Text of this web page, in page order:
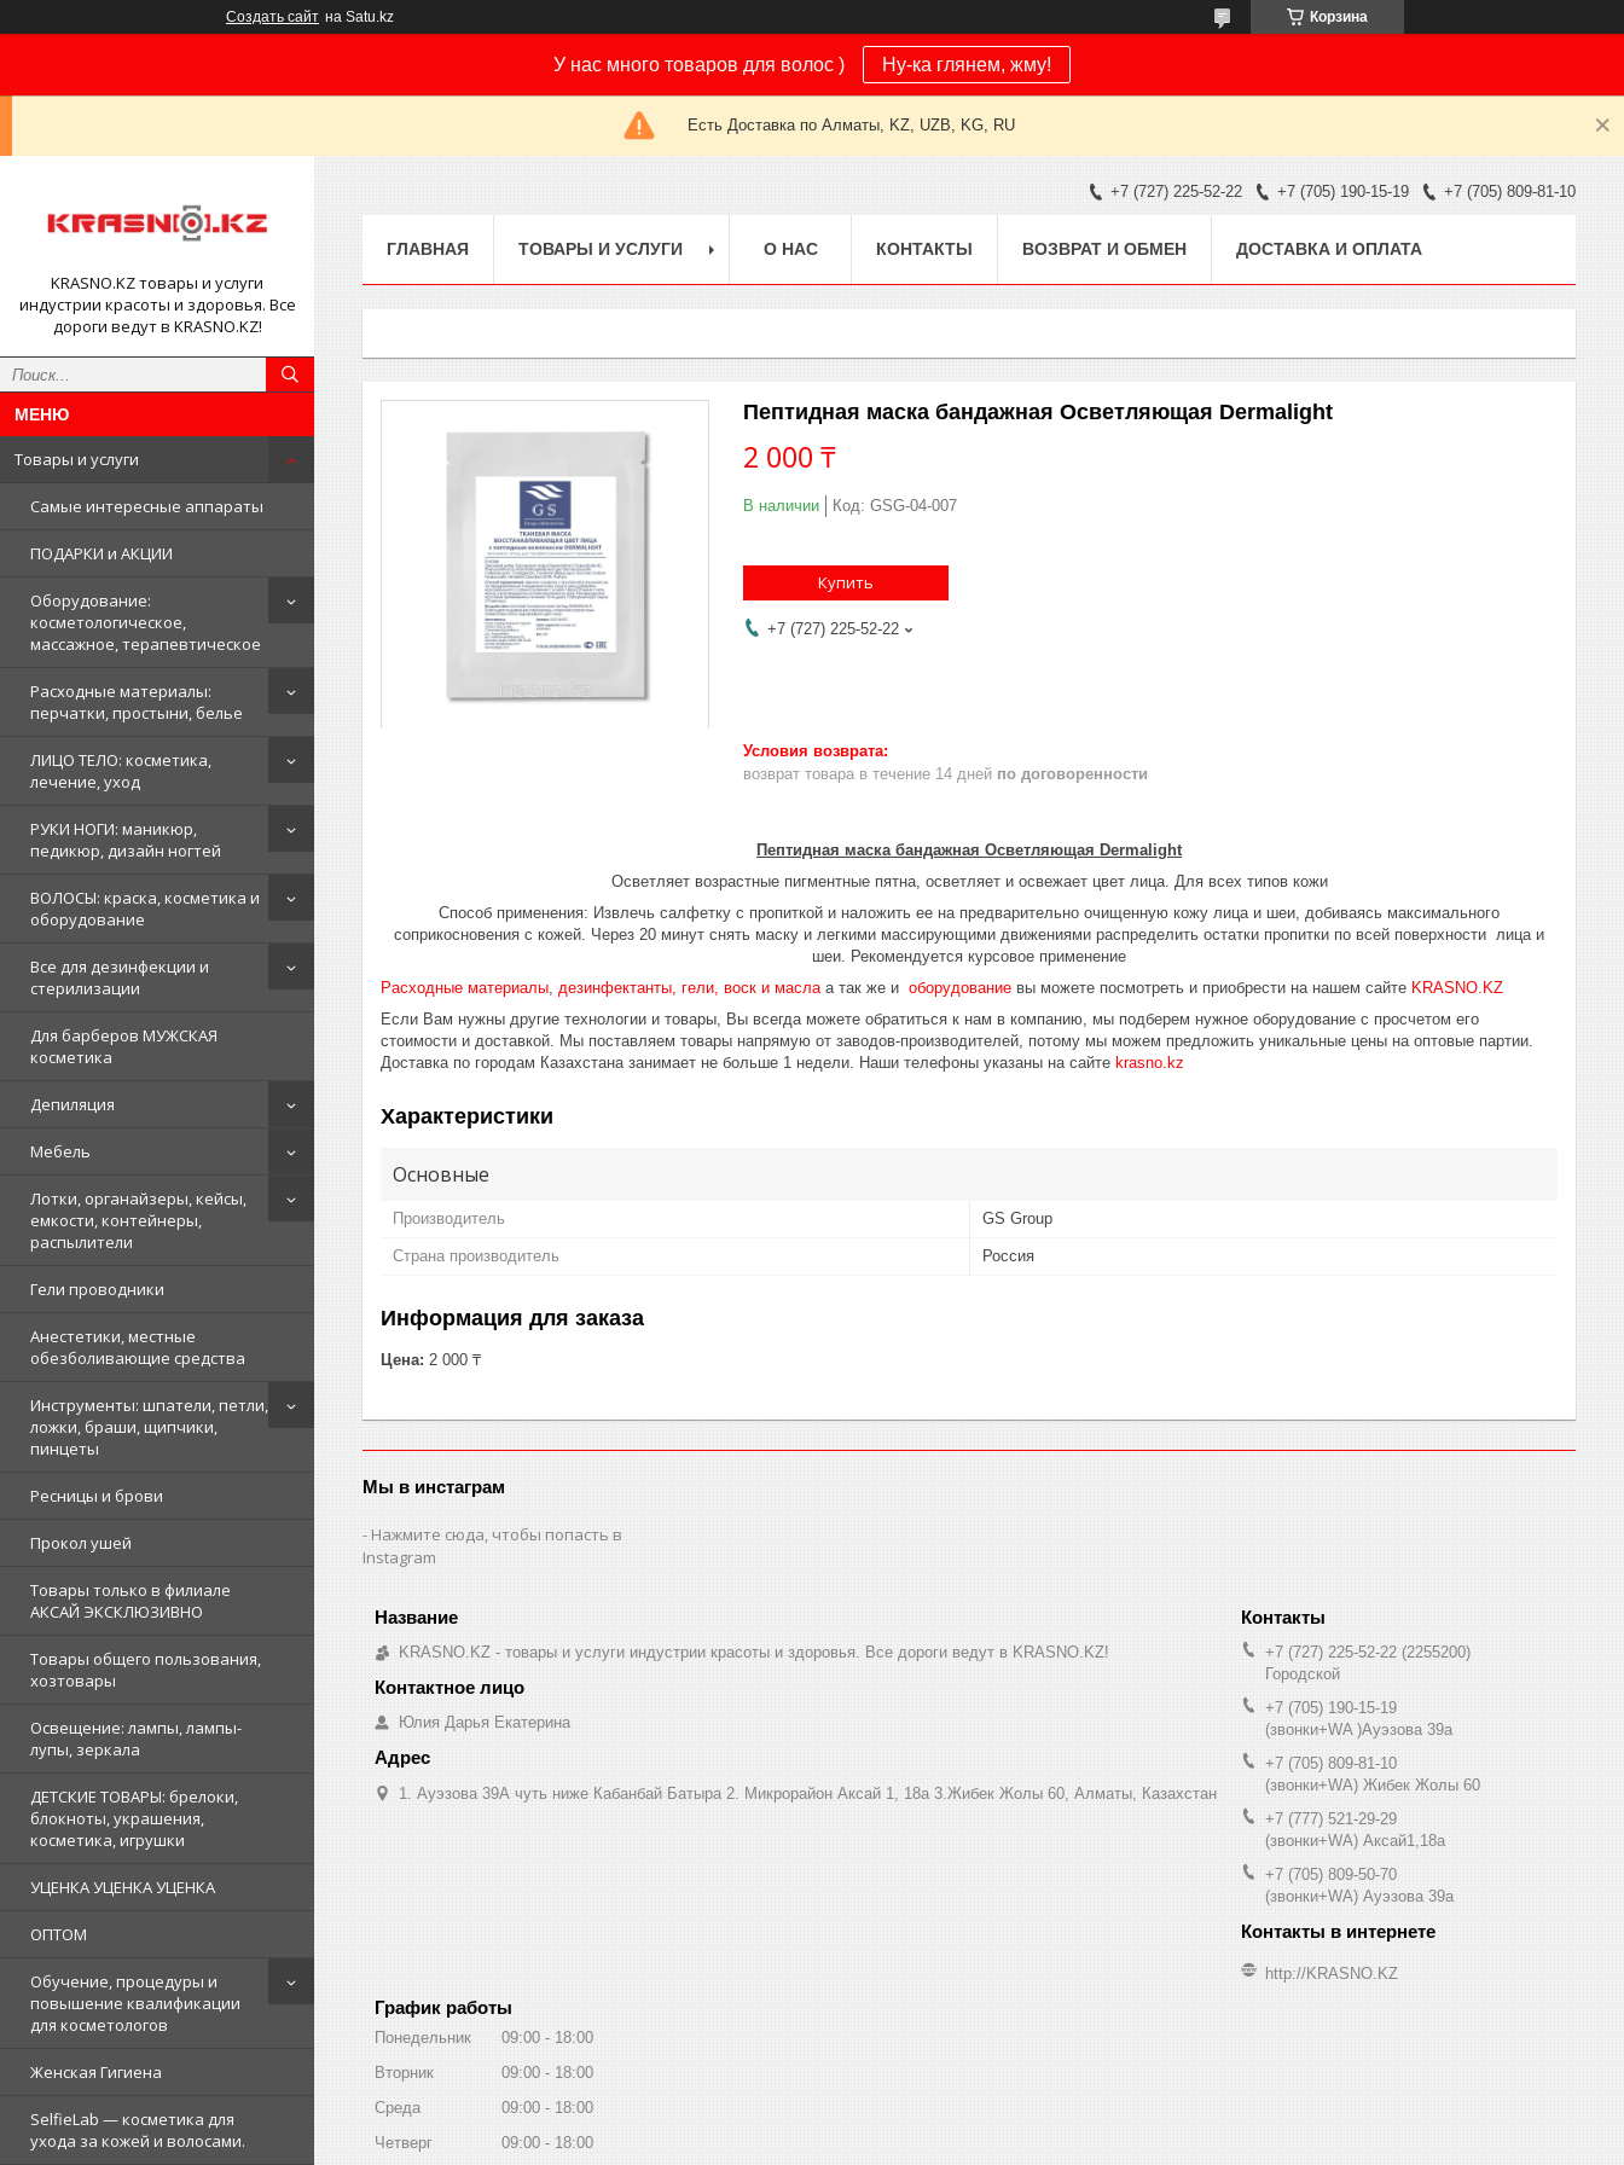
Создать сайт на Satu.kz Корзина
У нас много товаров для волос ) Ну-ка глянем, жму!
Есть Доставка по Алматы, KZ, UZB, KG, RU
KRASNO.KZ товары и услуги
индустрии красоты и здоровья. Все
дороги ведут в KRASNO.KZ!
Товары и услуги
Самые интересные аппараты
ПОДАРКИ и АКЦИИ
Оборудование:
косметологическое,
массажное, терапевтическое
Расходные материалы:
перчатки, простыни, белье
ЛИЦО ТЕЛО: косметика,
лечение, уход
РУКИ НОГИ: маникюр,
педикюр, дизайн ногтей
ВОЛОСЫ: краска, косметика и
оборудование
Все для дезинфекции и
стерилизации
Для барберов МУЖСКАЯ
косметика
Депиляция
Мебель
Лотки, органайзеры, кейсы,
емкости, контейнеры,
распылители
Гели проводники
Анестетики, местные
обезболивающие средства
Инструменты: шпатели, петли,
ложки, браши, щипчики,
пинцеты
Ресницы и брови
Прокол ушей
Товары только в филиале
АКСАЙ ЭКСКЛЮЗИВНО
Товары общего пользования,
хозтовары
Освещение: лампы, лампы-
лупы, зеркала
ДЕТСКИЕ ТОВАРЫ: брелоки,
блокноты, украшения,
косметика, игрушки
УЦЕНКА УЦЕНКА УЦЕНКА
ОПТОМ
Обучение, процедуры и
повышение квалификации
для косметологов
Женская Гигиена
SelfieLab — косметика для
ухода за кожей и волосами.
+7 (727) 225-52-22 +7 (705) 190-15-19 +7 (705) 809-81-10
ГЛАВНАЯ ТОВАРЫ И УСЛУГИ О НАС КОНТАКТЫ ВОЗВРАТ И ОБМЕН ДОСТАВКА И ОПЛАТА
Пептидная маска бандажная Осветляющая Dermalight
2 000 ₸
В наличии Код: GSG-04-007
Купить
+7 (727) 225-52-22
возврат товара в течение 14 дней по договоренности
Пептидная маска бандажная Осветляющая Dermalight
Осветляет возрастные пигментные пятна, осветляет и освежает цвет лица. Для всех типов кожи
Способ применения: Извлечь салфетку с пропиткой и наложить ее на предварительно очищенную кожу лица и шеи, добиваясь максимального
соприкосновения с кожей. Через 20 минут снять маску и легкими массирующими движениями распределить остатки пропитки по всей поверхности лица и
шеи. Рекомендуется курсовое применение
Расходные материалы дезинфектанты, гели, воск и масла а так же и оборудование вы можете посмотреть и приобрести на нашем сайте KRASNO.KZ
Если Вам нужны другие технологии и товары, Вы всегда можете обратиться к нам в компанию, мы подберем нужное оборудование с просчетом его
стоимости и доставкой. Мы поставляем товары напрямую от заводов-производителей, потому мы можем предложить уникальные цены на оптовые партии.
Доставка по городам Казахстана занимает не больше 1 недели. Наши телефоны указаны на сайте krasno.kz
Характеристики
Основные
Производитель GS Group
Страна производитель Россия
Информация для заказа
Цена: 2 000 ₸
Мы в инстаграм
Нажмите сюда, чтобы попасть в
Instagram
KRASNO.KZ - товары и услуги индустрии красоты и здоровья. Все дороги ведут в KRASNO.KZ!
Юлия Дарья Екатерина
1. Ауэзова 39А чуть ниже Кабанбай Батыра ㅤㅤㅤㅤㅤㅤㅤㅤㅤㅤㅤㅤㅤㅤ2. ​Микрорайон Аксай 1, 18а 3.Жибек Жолы 60, Алматы, Казахстан
+7 (727) 225-52-22 2255200
Городской
+7 (705) 190-15-19
(звонки+WA )Ауэзова 39а
+7 (705) 809-81-10
(звонки+WA) Жибек Жолы 60
+7 (777) 521-29-29
(звонки+WA) Аксай1,18а
+7 (705) 809-50-70
(звонки+WA) Ауэзова 39а
http://KRASNO.KZ
График работы
Понедельник 09:00
18:00
Вторник
09:00
18:00
Среда
09:00
18:00
Четверг
09:00
18:00